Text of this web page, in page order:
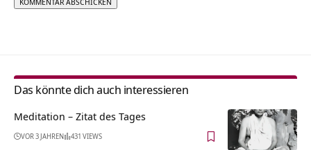
Das könnte dich auch interessieren
Meditation – Zitat des Tages
VOR 3 JAHREN 431 VIEWS